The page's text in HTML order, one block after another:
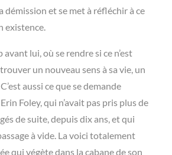
démission et se met à réfléchir à ce
existence.
lui, où se rendre si ce n’est
un nouveau sens à sa vie, un
aussi ce que se demande
Foley, qui n’avait pas pris plus de
de suite, depuis dix ans, et qui
à vide. La voici totalement
qui végète dans la cabane de son